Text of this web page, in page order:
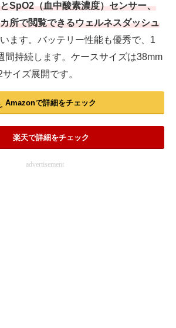
SpO2（血中酸素濃度）センサー、
所で閲覧できるウェルネスダッシュ
ます。バッテリー性能も優秀で、1
間持続します。ケースサイズは38mm
イズ展開です。
Amazonで詳細をチェック
楽天で詳細をチェック
advertisement